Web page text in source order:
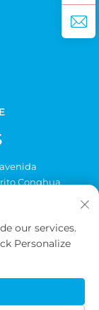
Conghua,
Science &
-
Política de
our services.
Personalize